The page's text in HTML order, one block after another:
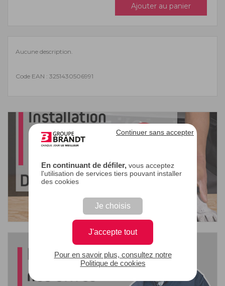
En continuant de défiler,vous acceptez
l'utilisation de services tiers pouvant installer
des cookies
Je choisis
J'accepte tout
Continuer sans accepter
Pour en savoir plus, consultez notre
Politique de cookies
Ajouter au panier
Aucune description.
Code EAN : 3251430506991